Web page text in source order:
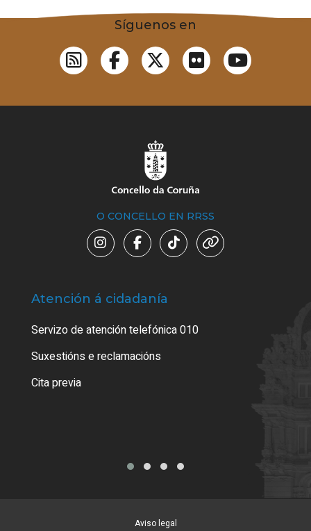
Síguenos en
O CONCELLO EN RRSS
Atención á cidadanía
Servizo de atención telefónica 010
Suxestións e reclamacións
Cita previa
Aviso legal